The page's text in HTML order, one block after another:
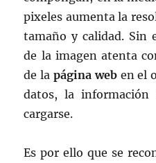
pixeles aumenta la
tamaño y calidad. Sin
de la imagen atenta
de lapágina weben el
datos, la
cargarse.
Es por ello que se